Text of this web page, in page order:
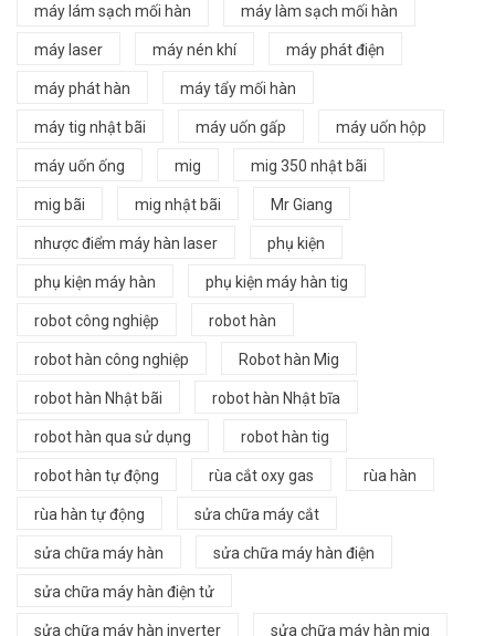
máy lám sạch mối hàn máy làm sạch mối hàn
máy laser máy nén khí máy phát điện
máy phát hàn máy tẩy mối hàn
máy tig nhật bãi máy uốn gấp máy uốn hộp
máy uốn ống mig mig 350 nhật bãi
mig bãi mig nhật bãi Mr Giang
nhược điểm máy hàn laser phụ kiện
phụ kiện máy hàn phụ kiện máy hàn tig
robot công nghiệp robot hàn
robot hàn công nghiệp Robot hàn Mig
robot hàn Nhật bãi robot hàn Nhật bĩa
robot hàn qua sử dụng robot hàn tig
robot hàn tự động rùa cắt oxy gas rùa hàn
rùa hàn tự động sửa chữa máy cắt
sửa chữa máy hàn sửa chữa máy hàn điện
sửa chữa máy hàn điện tử
sửa chữa máy hàn inverter sửa chữa máy hàn mig